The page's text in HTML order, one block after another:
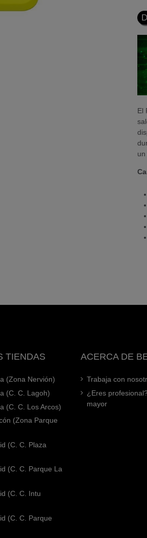
El
un
TIENDAS
(Zona Nervión)
(C. C. Lagoh)
(C. C. Los Arcos)
(Zona Parque
(C. C. Plaza
(C. C. Parque La
(C. C. Intu
(C. C. Parque
ACERCA DE
Trabaja con
¿Eres
mayor